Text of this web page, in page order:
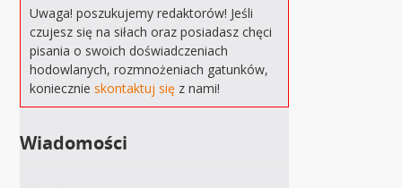
Uwaga! poszukujemy redaktorów! Jeśli
czujesz się na siłach oraz posiadasz chęci
pisania o swoich doświadczeniach
hodowlanych, rozmnożeniach gatunków,
koniecznieskontaktuj się z nami!
Wiadomości